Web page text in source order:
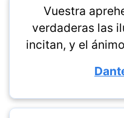
Vuestra
verdaderas las
incitan, y el